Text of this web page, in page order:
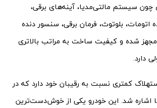
سیستم مالتی‌مدیا، آینه‌های برقی،‌
اتومات، بلوتوث، فرمان برقی، سنسور دنده
شده و کیفیت ساخت به مراتب بالاتری
سوی دیگر 207 استهلاک کمتری نسبت به رقیبان خود دارد که در
اشاره شد. این خودرو یکی از خوش‌دست‌ترین